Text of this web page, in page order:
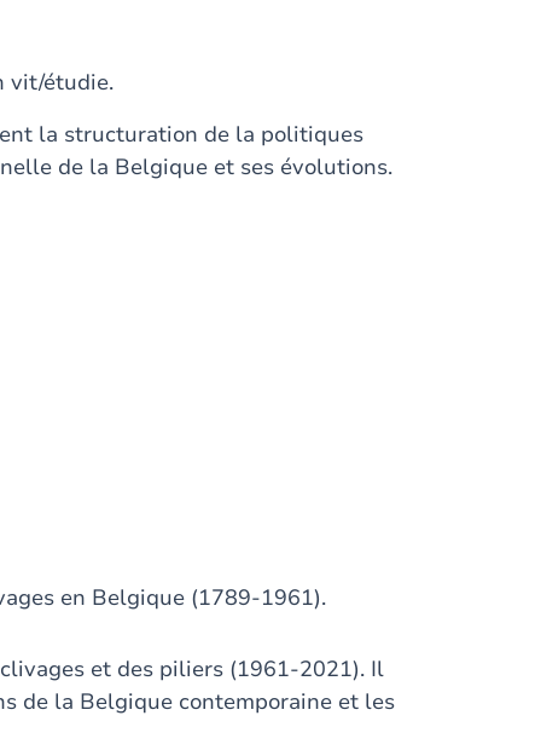
vit/étudie.
la structuration de la politiques
de la Belgique et ses évolutions.
en Belgique (1789-1961).
et des piliers (1961-2021). Il
de la Belgique contemporaine et les